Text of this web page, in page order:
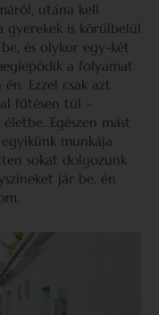
utána kell
gyerekek is körülbelül
és olykor egy-két
a folyamat
Ezzel csak azt
fűtésen túl –
Egészen mást
munkája
sokat dolgozunk
jár be, én